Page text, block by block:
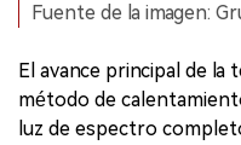
Fuente de la imagen:
El avance principal de la
método de
luz de espectro